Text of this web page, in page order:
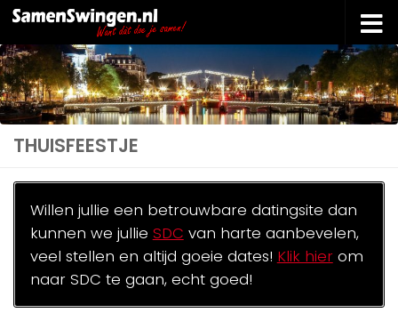
Doorgaan naar inhoud
THUISFEESTJE
Willen jullie een betrouwbare datingsite dan
kunnen we jullie SDC van harte aanbevelen,
veel stellen en altijd goeie dates! Klik hierom
naar SDC te gaan, echt goed!